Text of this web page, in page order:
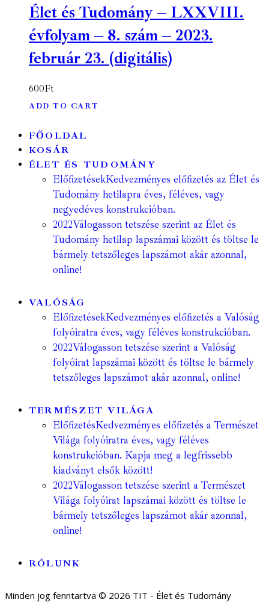
Élet és Tudomány – LXXVIII.
évfolyam – 8. szám – 2023.
február 23. (digitális)
600Ft
ADD TO CART
FŐOLDAL
KOSÁR
ÉLET ÉS TUDOMÁNY
ElőfizetésekKedvezményes előfizetés az Élet és
Tudomány hetilapra éves, féléves, vagy
negyedéves konstrukcióban.
2022Válogasson tetszése szerint az Élet és
Tudomány hetilap lapszámai között és töltse le
bármely tetszőleges lapszámot akár azonnal,
online!
VALÓSÁG
ElőfizetésekKedvezményes előfizetés a Valóság
folyóiratra éves, vagy féléves konstrukcióban.
2022Válogasson tetszése szerint a Valóság
folyóirat lapszámai között és töltse le bármely
tetszőleges lapszámot akár azonnal, online!
TERMÉSZET VILÁGA
ElőfizetésKedvezményes előfizetés a Természet
Világa folyóiratra éves, vagy féléves
konstrukcióban. Kapja meg a legfrissebb
kiadványt elsők között!
2022Válogasson tetszése szerint a Természet
Világa folyóirat lapszámai között és töltse le
bármely tetszőleges lapszámot akár azonnal,
online!
RÓLUNK
Minden jog fenntartva © 2026 TIT - Élet és Tudomány